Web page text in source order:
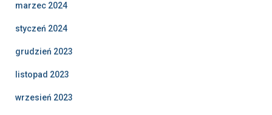
marzec 2024
styczeń 2024
grudzień 2023
listopad 2023
wrzesień 2023